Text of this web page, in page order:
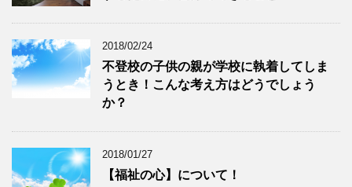
2018/02/24
不登校の子供の親が学校に執着してしま
うとき！こんな考え方はどうでしょう
か？
2018/01/27
【福祉の心】について！